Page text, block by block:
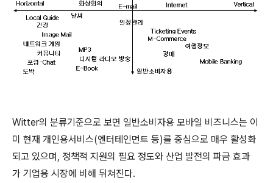
Witter의 분류기준으로 보면 일반소비자용 모바일 비즈니스는 이
미 현재 개인용서비스(엔터테인먼트 등)를 중심으로 매우 활성화
되고 있으며, 정책적 지원의 필요 정도와 산업 발전의 파금 효과
가 기업용 시장에 비해 뒤쳐진다.